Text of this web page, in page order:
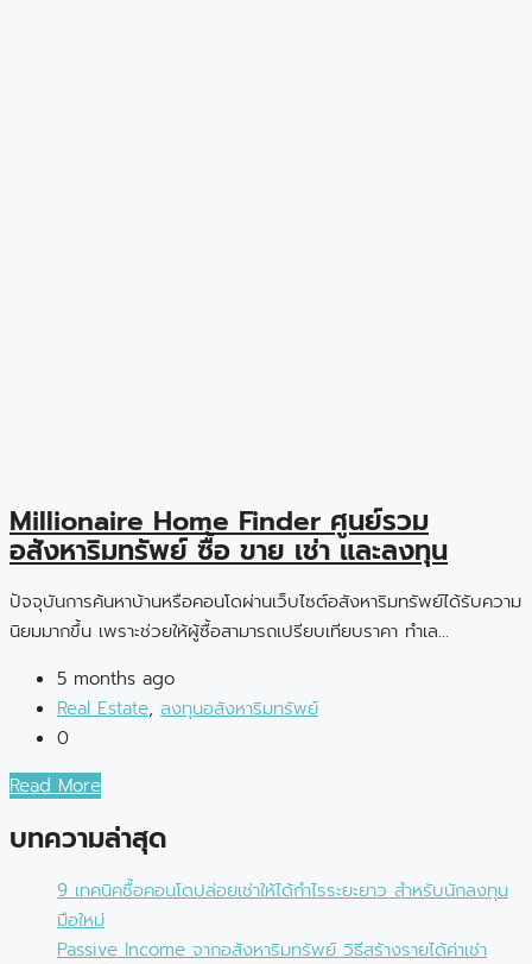
Millionaire Home Finder ศูนย์รวม
อสังหาริมทรัพย์ ซื้อ ขาย เช่า และลงทุน
ปัจจุบันการค้นหาบ้านหรือคอนโดผ่านเว็บไซต์อสังหาริมทรัพย์ได้รับความ
นิยมมากขึ้น เพราะช่วยให้ผู้ซื้อสามารถเปรียบเทียบราคา ทำเล...
5 months ago
Real Estate, ลงทุนอสังหาริมทรัพย์
0
Read More
บทความล่าสุด
9 เทคนิคซื้อคอนโดปล่อยเช่าให้ได้กำไรระยะยาว สำหรับนักลงทุน
มือใหม่
Passive Income จากอสังหาริมทรัพย์ วิธีสร้างรายได้ค่าเช่า